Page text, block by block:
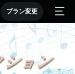
プラン変更